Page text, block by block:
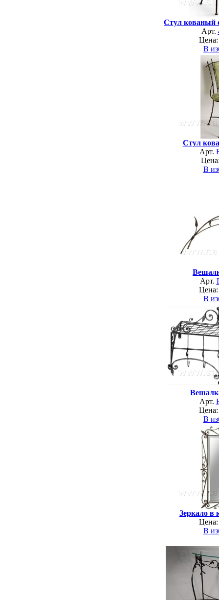
Стул кованый
Арт.
Цена:
В
Стул
Арт.
В
Арт.
Цена:
В
Арт.
Цена:
В
Зеркало в
Цена:
В